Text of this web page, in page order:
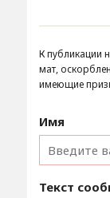
К публикации
мат,
имеющие
Имя
Текст